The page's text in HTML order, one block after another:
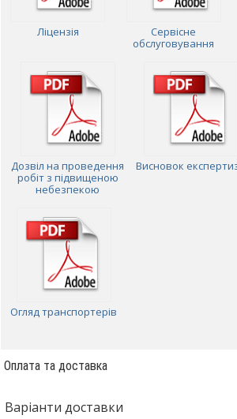
Ліцензія
Сервісне
обслуговування
Дозвіл на проведення
робіт з підвищеною
небезпекою
Висновок
Огляд транспортерів
Оплата та доставка
Варіанти доставки